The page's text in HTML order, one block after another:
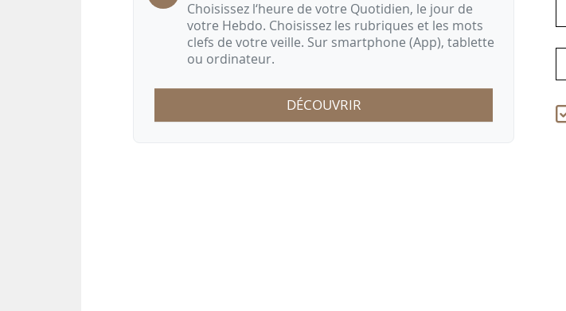
Choisissez l‘heure de votre Quotidien, le jour de
votre Hebdo. Choisissez les rubriques et les mots
clefs de votre veille. Sur smartphone (App), tablette
ou ordinateur.
DÉCOUVRIR